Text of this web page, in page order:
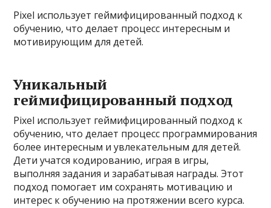
Pixel использует геймифицированный подход к
обучению, что делает процесс интересным и
мотивирующим для детей.
Уникальный
геймифицированный подход
Pixel использует геймифицированный подход к
обучению, что делает процесс программирования
более интересным и увлекательным для детей.
Дети учатся кодированию, играя в игры,
выполняя задания и зарабатывая награды. Этот
подход помогает им сохранять мотивацию и
интерес к обучению на протяжении всего курса.